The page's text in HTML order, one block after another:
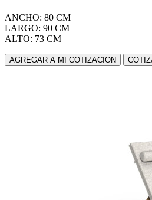
ANCHO: 80 CM
LARGO: 90 CM
ALTO: 73 CM
AGREGAR A MI COTIZACION